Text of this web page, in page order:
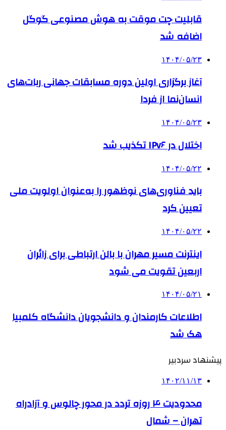
قابلیت چت موقت به هوش مصنوعی گوگل
اضافه شد
۱۴۰۴/۰۵/۲۳
آغاز برگزاری اولین دوره مسابقات جهانی ربات‌های
انسان‌نما از فردا
۱۴۰۴/۰۵/۲۳
اختلال در IPv۶ تکذیب شد
۱۴۰۴/۰۵/۲۲
باید فناوری‌های نوظهور را به‌عنوان اولویت ملی
تعیین کرد
۱۴۰۴/۰۵/۲۲
اینترنت مسیر مهران با بالن ارتباطی برای زائران
اربعین تقویت می شود
۱۴۰۴/۰۵/۲۱
اطلاعات کارمندان و دانشجویان دانشگاه کلمبیا
هک شد
پیشنهاد سردبیر
۱۴۰۲/۱۱/۱۳
محدودیت ۴ روزه تردد در محور چالوس و آزادراه
تهران – شمال